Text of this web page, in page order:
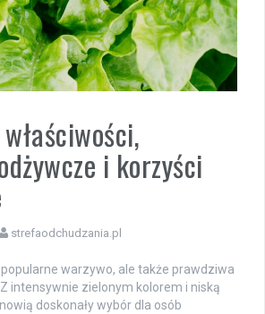
i korzyści
strefaodchudzania.pl
popularne warzywo, ale także prawdziwa
intensywnie zielonym kolorem i niską
doskonały wybór dla osób